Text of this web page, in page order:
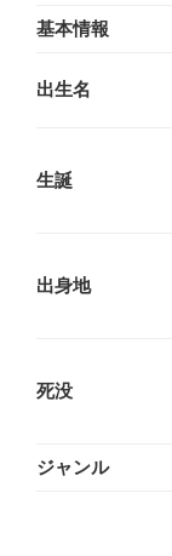
基本情報
出生名
生誕
出身地
死没
ジャンル